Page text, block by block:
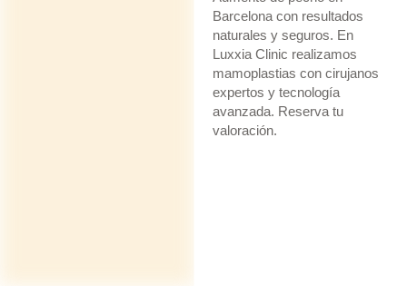
Barcelona con resultados
naturales y seguros. En
Luxxia Clinic realizamos
mamoplastias con cirujanos
expertos y tecnología
avanzada. Reserva tu
valoración.